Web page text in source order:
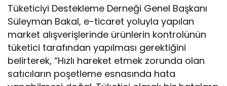
Tüketiciyi Destekleme Derneği Genel Başkanı
Süleyman Bakal, e-ticaret yoluyla yapılan
market alışverişlerinde ürünlerin kontrolünün
tüketici tarafından yapılması gerektiğini
belirterek, “Hızlı hareket etmek zorunda olan
satıcıların poşetleme esnasında hata